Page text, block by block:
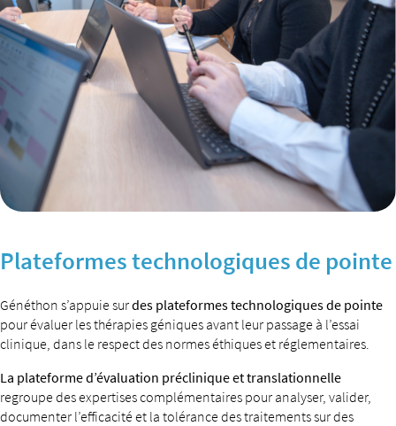
Plateformes technologiques de pointe
Généthon s’appuie surdes plateformes technologiques de pointe
pour évaluer les thérapies géniques avant leur passage à l’essai
clinique, dans le respect des normes éthiques et réglementaires.
La plateforme d’évaluation préclinique et translationnelle
regroupe des expertises complémentaires pour analyser, valider,
documenter l’efficacité et la tolérance des traitements sur des